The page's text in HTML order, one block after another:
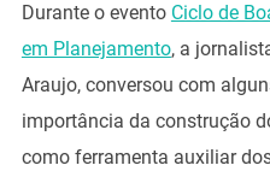
Durante o evento Ciclo de
em Planejamento, a
Araujo, conversou com
importância da construção
como ferramenta auxiliar